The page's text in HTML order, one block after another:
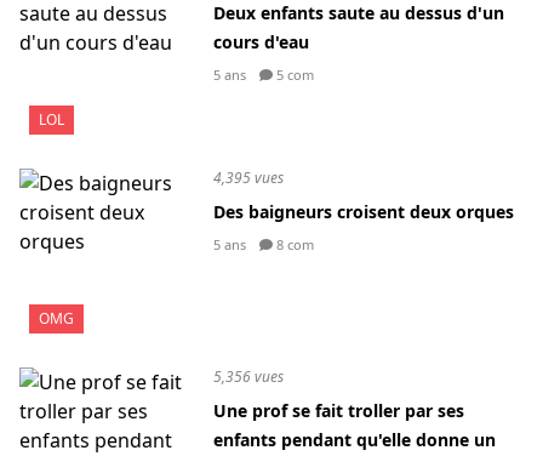
LOL
Deux enfants saute au dessus d'un
cours d'eau
5 ans 5 com
OMG
4,395 vues
Des baigneurs croisent deux orques
5 ans 8 com
5,356 vues
Une prof se fait troller par ses
enfants pendant qu'elle donne un